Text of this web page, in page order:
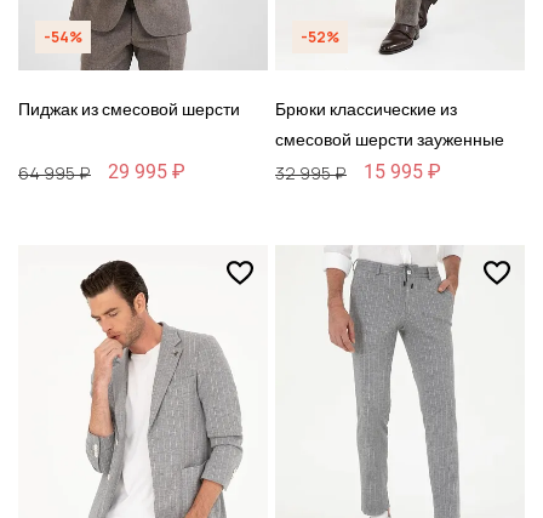
-54%
Пиджак из смесовой шерсти
64 995 ₽ 29 995 ₽
-52%
Брюки классические из
смесовой шерсти зауженные
32 995 ₽ 15 995 ₽